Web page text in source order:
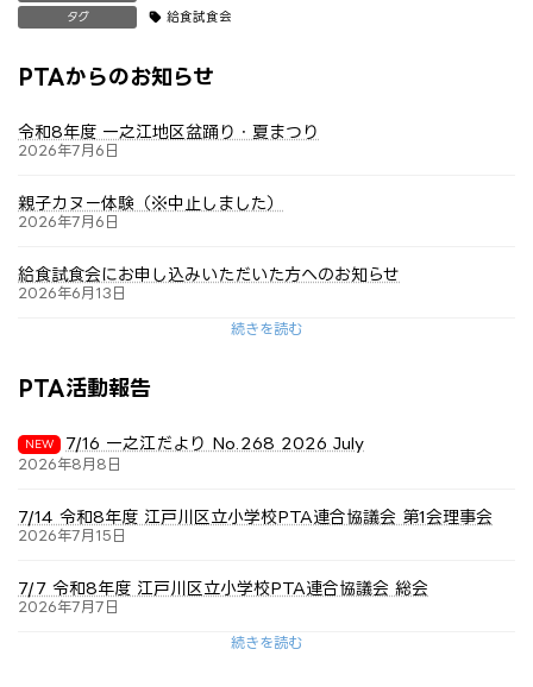
タグ 給食試食会
PTAからのお知らせ
令和8年度 一之江地区盆踊り・夏まつり
2026年7月6日
親子カヌー体験（※中止しました）
2026年7月6日
給食試食会にお申し込みいただいた方へのお知らせ
2026年6月13日
続きを読む
PTA活動報告
7/16 一之江だより No.268 2026 July
2026年8月8日
7/14 令和8年度 江戸川区立小学校PTA連合協議会 第1会理事会
2026年7月15日
7/7 令和8年度 江戸川区立小学校PTA連合協議会 総会
2026年7月7日
続きを読む